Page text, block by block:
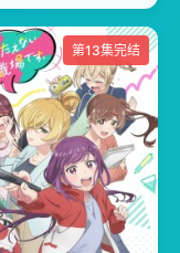
第13集完结